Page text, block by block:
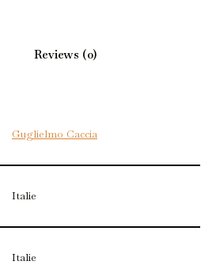
Reviews (0)
Guglielmo Caccia
Italie
Italie